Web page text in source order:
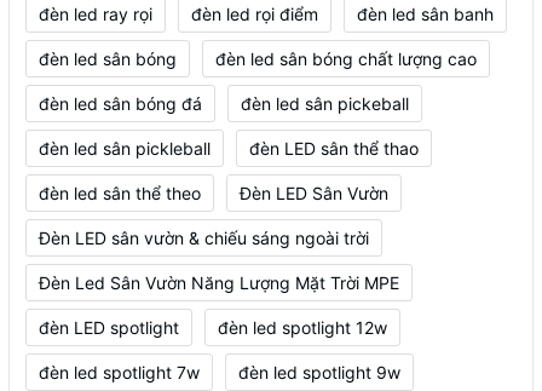
đèn led ray rọi đèn led rọi điểm đèn led sân banh
đèn led sân bóng đèn led sân bóng chất lượng cao
đèn led sân bóng đá đèn led sân pickeball
đèn led sân pickleball đèn LED sân thể thao
đèn led sân thể theo Đèn LED Sân Vườn
Đèn LED sân vườn & chiếu sáng ngoài trời
Đèn Led Sân Vườn Năng Lượng Mặt Trời MPE
đèn LED spotlight đèn led spotlight 12w
đèn led spotlight 7w đèn led spotlight 9w